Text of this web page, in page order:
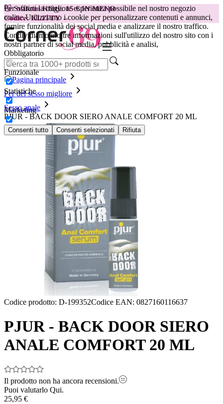
Per offrirti la migliore esperienza possibile nel nostro negozio
online.Utilizziamo i cookie per personalizzare contenuti e annunci,
fornire funzionalità dei social media e analizzare il nostro traffico.
Condividiamo inoltre informazioni sull'utilizzo del nostro sito con i
nostri partner di social media, pubblicità e analisi,
Obbligatorio
Funzionale
Statistiche
Marketing
Consenti tutto Consenti selezionati Rifiuta
😽Svakom Klitty: 15 € IN MENO
Codice: KLITTY →
Pagina principale
Per del sesso migliore
Sesso anale
PJUR - BACK DOOR SIERO ANALE COMFORT 20 ML
Codice prodotto: D-199352Codice EAN: 0827160116637
PJUR - BACK DOOR SIERO
ANALE COMFORT 20 ML
Il prodotto non ha ancora recensioni.
Puoi valutarlo Qui.
25,95 €